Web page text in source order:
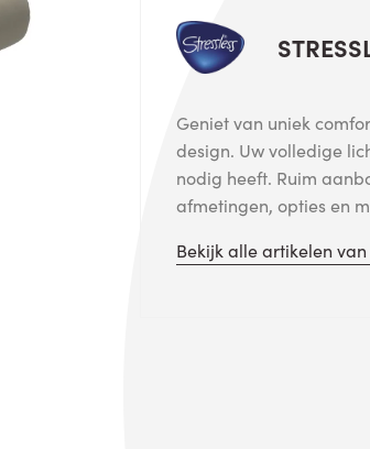
Geniet van uniek
design. Uw volledige
nodig heeft. Ruim
afmetingen, opties en
Bekijk alle artikelen van